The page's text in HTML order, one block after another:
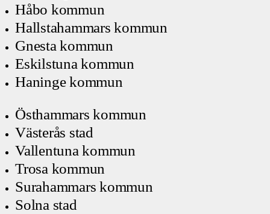
Håbo kommun
Hallstahammars kommun
Gnesta kommun
Eskilstuna kommun
Haninge kommun
Östhammars kommun
Västerås stad
Vallentuna kommun
Trosa kommun
Surahammars kommun
Solna stad